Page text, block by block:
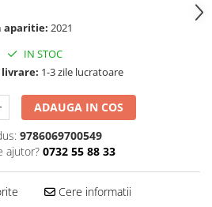
aparitie: 2021
IN STOC
1-3 zile lucratoare
ADAUGA IN COS
9786069700549
ajutor? 0732 55 88 33
Cere informatii